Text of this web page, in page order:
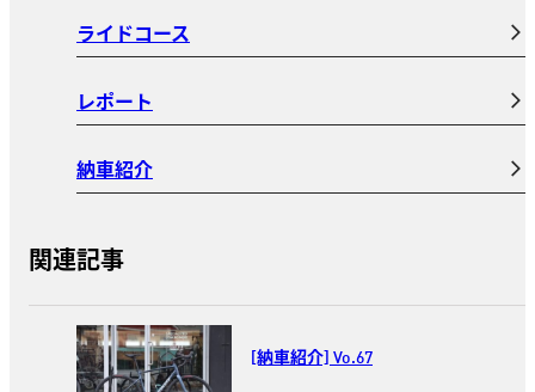
ライドコース
レポート
納車紹介
関連記事
[納車紹介] Vo.67